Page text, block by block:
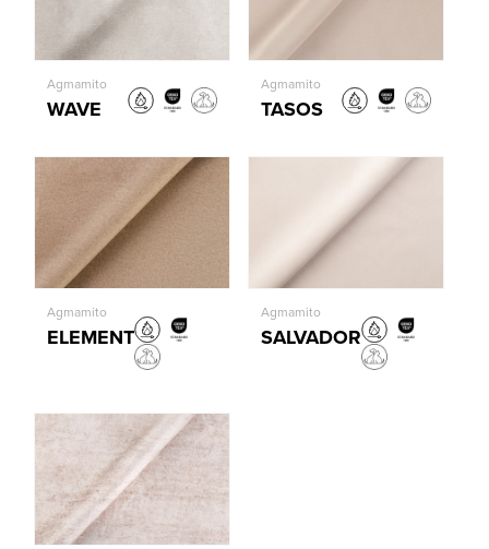
Agmamito
WAVE
Agmamito
TASOS
Agmamito
ELEMENT
Agmamito
SALVADOR